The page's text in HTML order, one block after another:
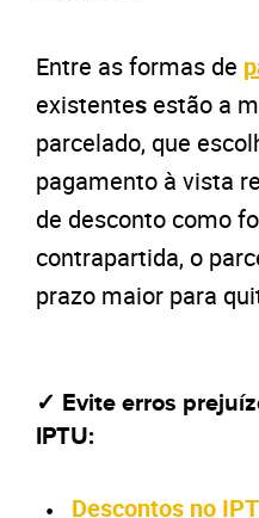
Entre as formas de
existentes estão a
parcelado, que
pagamento à vista
de desconto como
contrapartida, o
prazo maior para
✓ Evite erros
IPTU:
Descontos no